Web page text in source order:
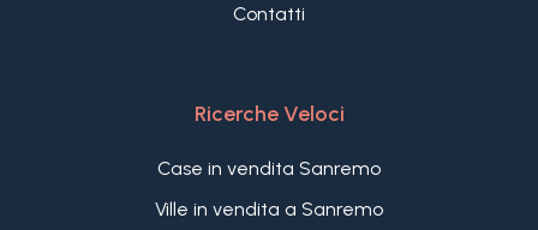
Contatti
Ricerche Veloci
Case in vendita Sanremo
Ville in vendita a Sanremo